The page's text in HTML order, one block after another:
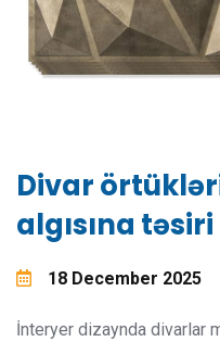
Divar
algısına təsiri
18 December 2025
İnteryer dizaynda divarlar